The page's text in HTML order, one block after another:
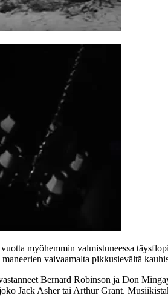
myöhemmin valmistuneessa
vaivaamalta pikkusievältä
Bernard Robinson ja Don
Jack Ashertai Arthur Grant.